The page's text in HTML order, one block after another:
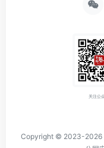
关注公
Copyright © 2023-2026